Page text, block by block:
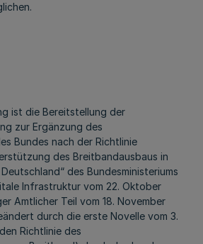
ist die Bereitstellung der
zur Ergänzung des
Bundes nach der Richtlinie
des Breitbandausbaus in
des Bundesministeriums
Infrastruktur vom 22. Oktober
Amtlicher Teil vom 18. November
durch die erste Novelle vom 3.
Richtlinie des